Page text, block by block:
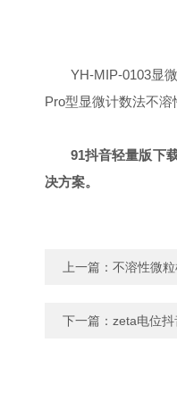
YH-MIP-0103显
Pro型显微计数法不
91抖音轻量版下
决方案。
上一篇： 不溶性微粒
下一篇： zeta电位